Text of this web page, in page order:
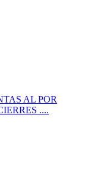
AL POR
....